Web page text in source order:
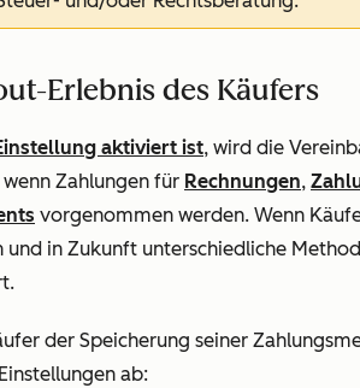
Erlebnis des Käufers
aktiviert ist, wird die
Zahlungen für Rechnungen,
vorgenommen werden. Wenn
und in Zukunft unterschiedliche
der Speicherung seiner
ab: